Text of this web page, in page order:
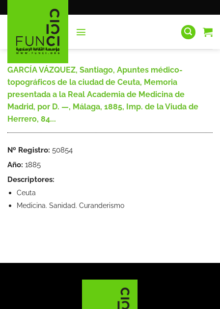
al
GARCÍA VÁZQUEZ, Santiago, Apuntes médico-
topográficos de la ciudad de Ceuta, Memoria
presentada a la Real Academia de Medicina de
Madrid, por D. —, Málaga, 1885, Imp. de la Viuda de
Herrero, 84...
Nº Registro: 50854
Año: 1885
Descriptores:
Ceuta
Medicina. Sanidad. Curanderismo